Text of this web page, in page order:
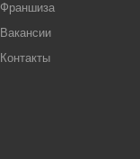
Франшиза
Вакансии
Контакты